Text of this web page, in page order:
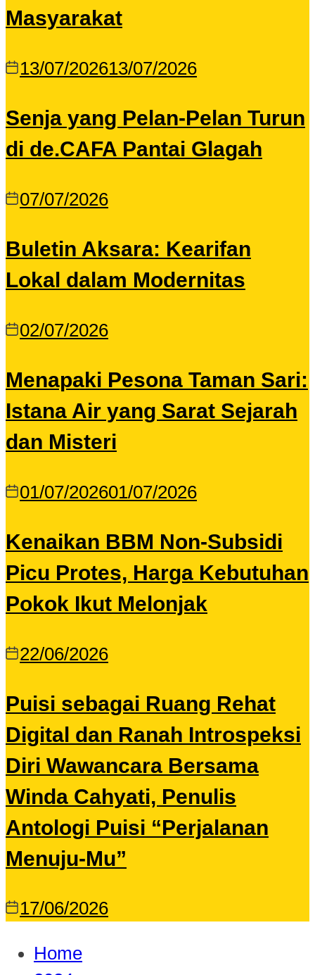
Masyarakat
13/07/202613/07/2026
Senja yang Pelan-Pelan Turun
di de.CAFA Pantai Glagah
07/07/2026
Buletin Aksara: Kearifan
Lokal dalam Modernitas
02/07/2026
Menapaki Pesona Taman Sari:
Istana Air yang Sarat Sejarah
dan Misteri
01/07/202601/07/2026
Kenaikan BBM Non-Subsidi
Picu Protes, Harga Kebutuhan
Pokok Ikut Melonjak
22/06/2026
Puisi sebagai Ruang Rehat
Digital dan Ranah Introspeksi
Diri Wawancara Bersama
Winda Cahyati, Penulis
Antologi Puisi “Perjalanan
Menuju-Mu”
17/06/2026
Home